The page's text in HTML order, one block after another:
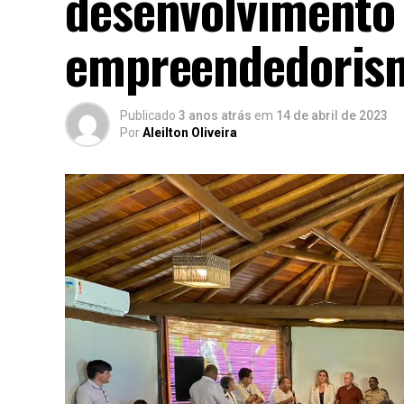
Publicado 3 anos atrás em 14 de abril de 2023
PorAleilton Oliveira